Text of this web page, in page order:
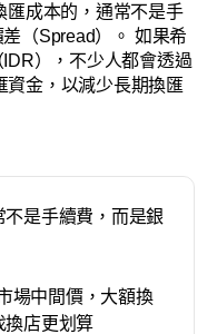
匯成本的，通常不是手
（Spread）。 如果希
），不少人都會透過
資金，以減少長期換匯
是手續費，而是銀
場中間價，大額換
換店更划算